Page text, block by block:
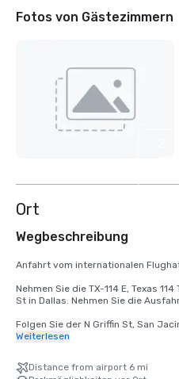
Fotos von Gästezimmern
Ort
Wegbeschreibung
Anfahrt vom internationalen
Nehmen Sie die TX-114 E, Texas
St in Dallas. Nehmen Sie die
Folgen Sie der N Griffin St, San
Pacific Ave
Weiterlesen
Distance from airport 6 mi